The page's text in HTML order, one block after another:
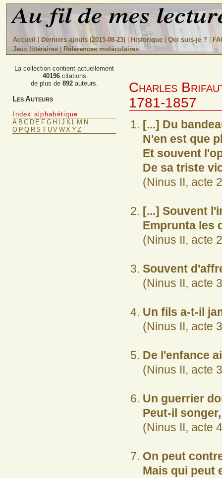
Accueil | Derniers ajouts (2015-08-23) | Historique| Qui suis-je ? |
Jeux littéraires| Références moléculaires
Charles
1781-1857
[...] Du
N'en est que
Et souvent
De sa triste
(Ninus II, acte
[...] Souvent
Emprunta les
(Ninus II, acte
Souvent
(Ninus II, acte
Un fils a-t-il
(Ninus II, acte
De l'enfance
(Ninus II, acte
Un guerrier
Peut-il
(Ninus II, acte
On peut
Mais qui peut
La collection contient actuellement
40196citations
de plus de 892auteurs.
Les Auteurs
Index alphabétique
A BC D E F G H IJ K L M N
O PQ RST UV WX YZ